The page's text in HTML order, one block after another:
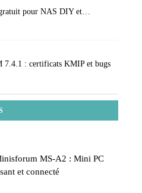
pour NAS DIY et…
7.4.1 : certificats KMIP et bugs
MS-A2 : Mini PC
et connecté